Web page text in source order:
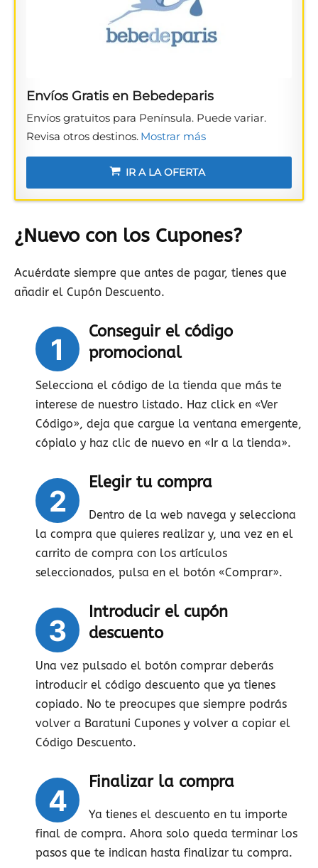
Envíos Gratis en Bebedeparis
Envíos gratuitos para Península. Puede variar.
Revisa otros destinos. Mostrar más
IR A LA OFERTA
¿Nuevo con los Cupones?
Acuérdate siempre que antes de pagar, tienes que
añadir el Cupón Descuento.
1
Conseguir el código
promocional
Selecciona el código de la tienda que más te
interese de nuestro listado. Haz click en «Ver
Código», deja que cargue la ventana emergente,
cópialo y haz clic de nuevo en «Ir a la tienda».
2
Elegir tu compra
Dentro de la web navega y selecciona
la compra que quieres realizar y, una vez en el
carrito de compra con los artículos
seleccionados, pulsa en el botón «Comprar».
3
Introducir el cupón
descuento
Una vez pulsado el botón comprar deberás
introducir el código descuento que ya tienes
copiado. No te preocupes que siempre podrás
volver a Baratuni Cupones y volver a copiar el
Código Descuento.
4
Finalizar la compra
Ya tienes el descuento en tu importe
final de compra. Ahora solo queda terminar los
pasos que te indican hasta finalizar tu compra.